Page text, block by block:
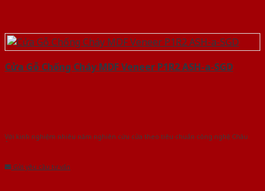
Cửa Gỗ Chống Cháy MDF Veneer P1R2 ASH-a-SGD
Với kinh nghiệm nhiêu năm nghiên cứu cửa theo tiêu chuẩn công nghệ Châu
Gửi yêu cầu tư vấn